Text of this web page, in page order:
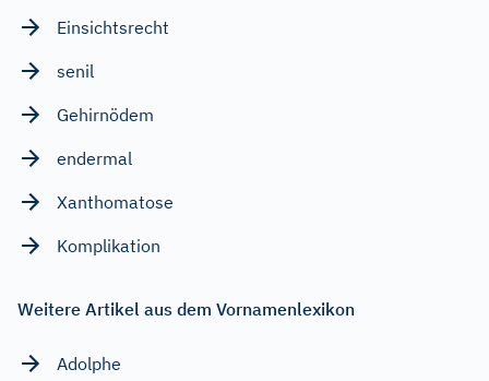
Einsichtsrecht
senil
Gehirnödem
endermal
Xanthomatose
Komplikation
Weitere Artikel aus dem Vornamenlexikon
Adolphe